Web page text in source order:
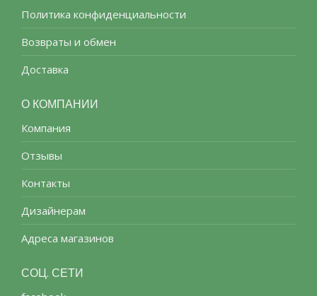
Политика конфиденциальности
Возвраты и обмен
Доставка
О КОМПАНИИ
Компания
Отзывы
Контакты
Дизайнерам
Адреса магазинов
СОЦ. СЕТИ